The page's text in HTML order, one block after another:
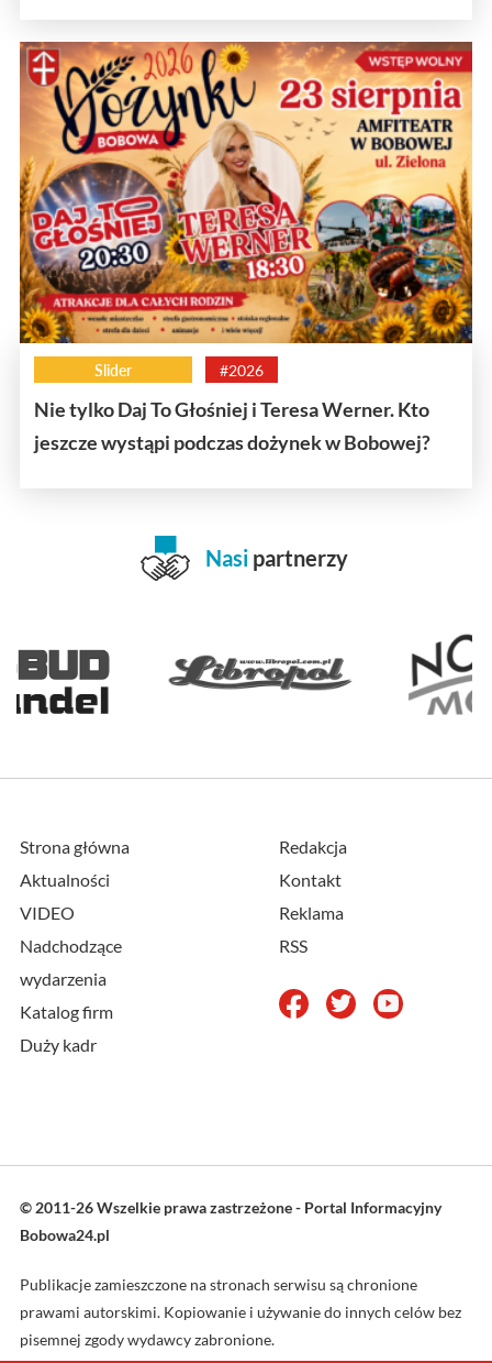
Slider #2026
Nie tylko Daj To Głośniej i Teresa Werner. Kto
jeszcze wystąpi podczas dożynek w Bobowej?
Nasi partnerzy
Strona główna
Aktualności
VIDEO
Nadchodzące
wydarzenia
Katalog firm
Duży kadr
Redakcja
Kontakt
Reklama
RSS
© 2011-26 Wszelkie prawa zastrzeżone - Portal Informacyjny
Bobowa24.pl
Publikacje zamieszczone na stronach serwisu są chronione
prawami autorskimi. Kopiowanie i używanie do innych celów bez
pisemnej zgody wydawcy zabronione.